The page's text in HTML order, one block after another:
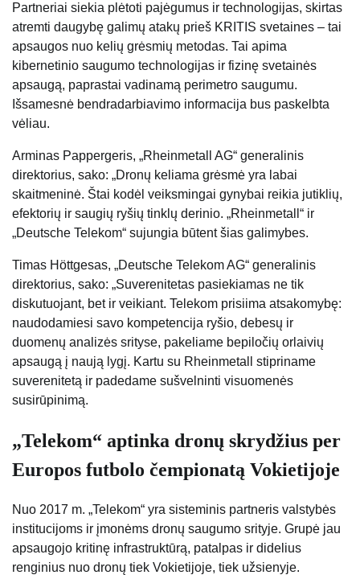
Partneriai siekia plėtoti pajėgumus ir technologijas, skirtas
atremti daugybę galimų atakų prieš KRITIS svetaines – tai
apsaugos nuo kelių grėsmių metodas. Tai apima
kibernetinio saugumo technologijas ir fizinę svetainės
apsaugą, paprastai vadinamą perimetro saugumu.
Išsamesnė bendradarbiavimo informacija bus paskelbta
vėliau.
Arminas Pappergeris, „Rheinmetall AG“ generalinis
direktorius, sako: „Dronų keliama grėsmė yra labai
skaitmeninė. Štai kodėl veiksmingai gynybai reikia jutiklių,
efektorių ir saugių ryšių tinklų derinio. „Rheinmetall“ ir
„Deutsche Telekom“ sujungia būtent šias galimybes.
Timas Höttgesas, „Deutsche Telekom AG“ generalinis
direktorius, sako: „Suverenitetas pasiekiamas ne tik
diskutuojant, bet ir veikiant. Telekom prisiima atsakomybę:
naudodamiesi savo kompetencija ryšio, debesų ir
duomenų analizės srityse, pakeliame bepiločių orlaivių
apsaugą į naują lygį. Kartu su Rheinmetall stipriname
suverenitetą ir padedame sušvelninti visuomenės
susirūpinimą.
„Telekom“ aptinka dronų skrydžius per
Europos futbolo čempionatą Vokietijoje
Nuo 2017 m. „Telekom“ yra sisteminis partneris valstybės
institucijoms ir įmonėms dronų saugumo srityje. Grupė jau
apsaugojo kritinę infrastruktūrą, patalpas ir didelius
renginius nuo dronų tiek Vokietijoje, tiek užsienyje.